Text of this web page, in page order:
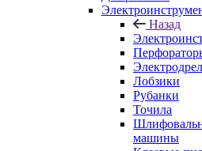
Назад
Лобзики
Рубанки
Точила
машины